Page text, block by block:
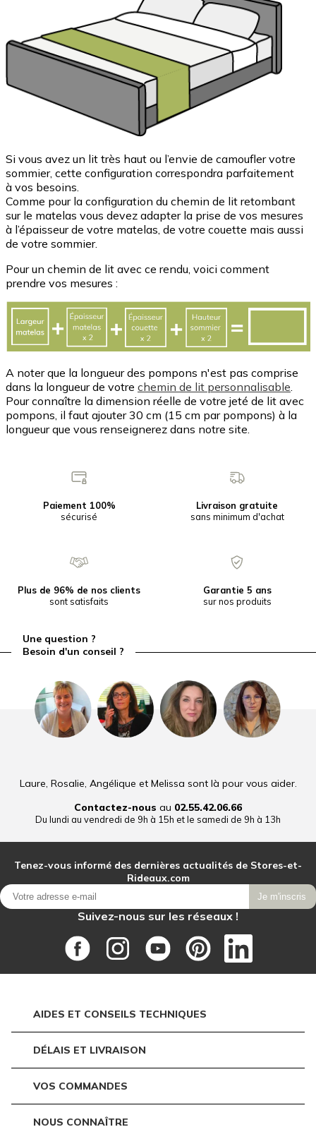
Si vous avez un lit très haut ou l’envie de camoufler votre
sommier, cette configuration correspondra parfaitement
à vos besoins.
Comme pour la configuration du chemin de lit retombant
sur le matelas vous devez adapter la prise de vos mesures
à l’épaisseur de votre matelas, de votre couette mais aussi
de votre sommier.
Pour un chemin de lit avec ce rendu, voici comment
prendre vos mesures :
A noter que la longueur des pompons n'est pas comprise
dans la longueur de votre chemin de lit personnalisable
Pour connaître la dimension réelle de votre jeté de lit avec
pompons, il faut ajouter 30 cm (15 cm par pompons) à la
longueur que vous renseignerez dans notre site.
Paiement 100%
sécurisé
Livraison gratuite
sans minimum d'achat
Plus de 96% de nos clients
sont satisfaits
Garantie 5 ans
sur nos produits
Une question ?
Besoin d'un conseil ?
Laure, Rosalie, Angélique et Melissa sont là pour vous aider.
Contactez-nous au 02.55.42.06.66
Du lundi au vendredi de 9h à 15h et le samedi de 9h à 13h
Tenez-vous informé des dernières actualités de Stores-et-
Rideaux.com
Je m'inscris
Suivez-nous sur les réseaux !
AIDES ET CONSEILS TECHNIQUES
DÉLAIS ET LIVRAISON
VOS COMMANDES
NOUS CONNAÎTRE